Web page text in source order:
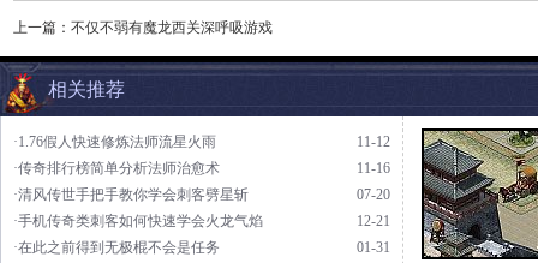
上一篇： 不仅不弱有魔龙西关深呼吸游戏
相关推荐
11-12
·1.76假人快速修炼法师流星火雨
11-16
·传奇排行榜简单分析法师治愈术
07-20
·清风传世手把手教你学会刺客劈星斩
12-21
·手机传奇类刺客如何快速学会火龙气焰
01-31
·在此之前得到无极棍不会是任务